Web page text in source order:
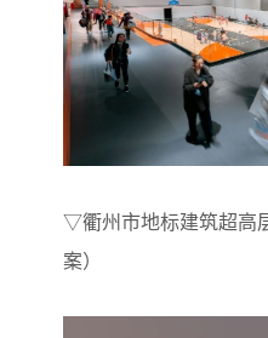
▽衢州市地标建筑超高
案）